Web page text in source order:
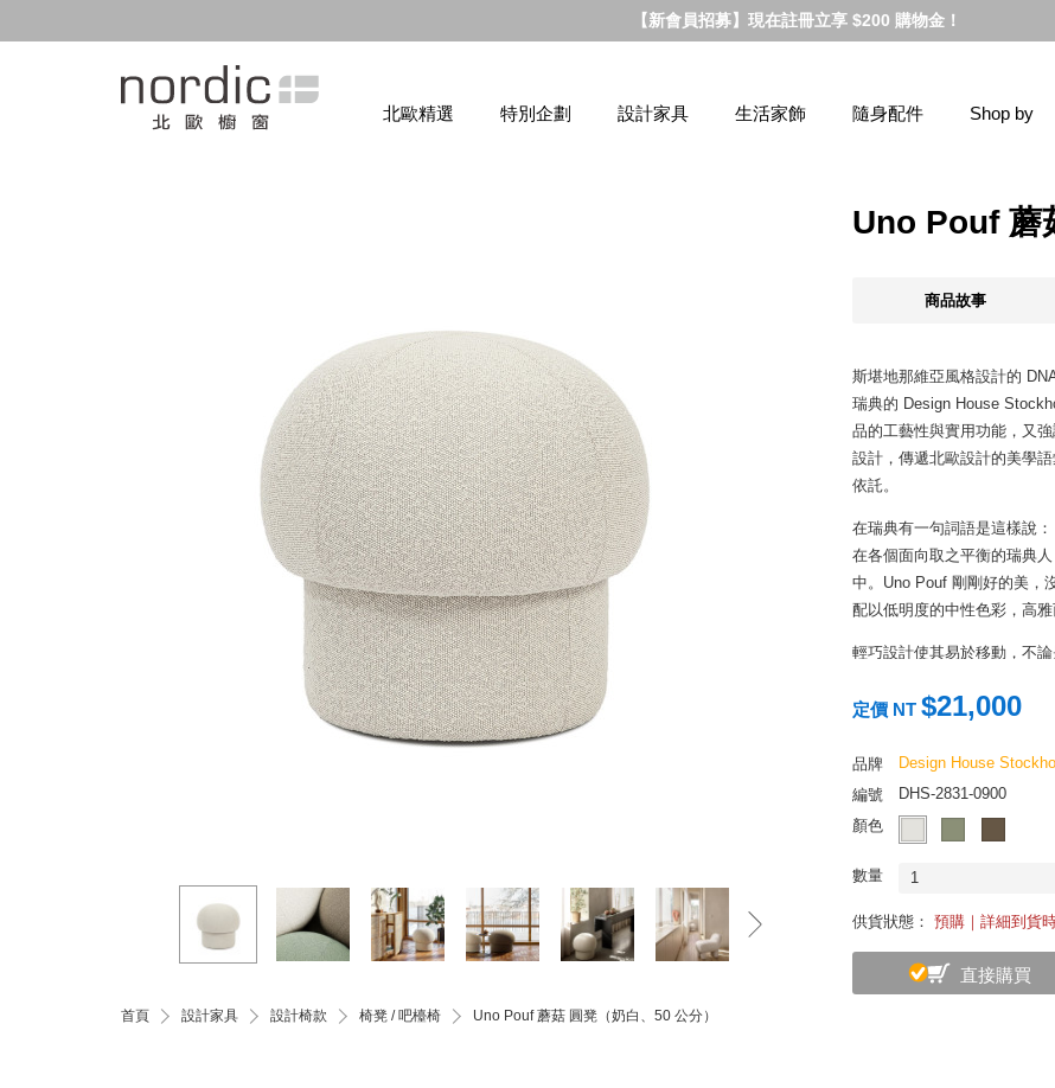
【新會員招募】現在註冊立享 $200 購物金！
北歐精選 特別企劃 設計家具 生活家飾 隨身配件 Shop by
首頁 設計家具 設計椅款 椅凳 / 吧檯椅 Uno Pouf 蘑菇 圓凳（奶白、50 公分）
Uno Pouf 蘑
商品故事
斯堪地那維亞風格設計的
瑞典的 Design House
品的工藝性與實用功能，又
設計，傳遞北歐設計的美學
依託。
在瑞典有一句詞語是這樣說
在各個面向取之平衡的瑞典
中。Uno Pouf 剛剛好的美，
配以低明度的中性色彩，高
輕巧設計使其易於移動，不
很合宜。
定價 NT $21,000
品牌
Design House
編號
DHS-2831-0900
顏色
數量 1
供貨狀態： 預購｜詳細到貨
直接購買